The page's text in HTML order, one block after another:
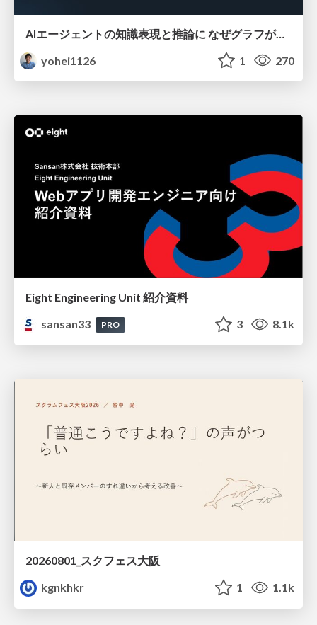
AIエージェントの知識表現と推論に なぜグラフが使われるのか - 記号的AIの復権とニューラルAIとの統合
yohei1126
1 270
Eight Engineering Unit 紹介資料
sansan33
PRO 3 8.1k
20260801_スクフェス大阪
kgnkhkr
1 1.1k